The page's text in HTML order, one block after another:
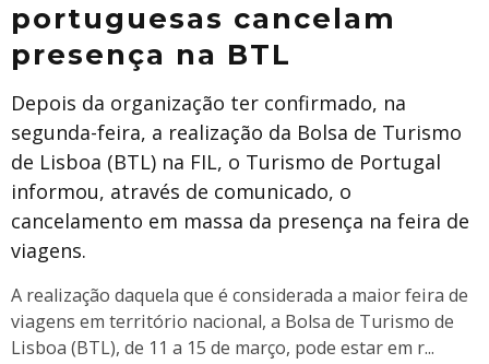
portuguesas cancelam
presença na BTL
Depois da organização ter confirmado, na
segunda-feira, a realização da Bolsa de Turismo
de Lisboa (BTL) na FIL, o Turismo de Portugal
informou, através de comunicado, o
cancelamento em massa da presença na feira de
viagens.
A realização daquela que é considerada a maior feira de
viagens em território nacional, a Bolsa de Turismo de
Lisboa (BTL), de 11 a 15 de março, pode estar em r...